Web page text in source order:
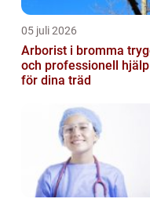
05 juli 2026
Arborist i bromma trygg
och professionell hjälp
för dina träd